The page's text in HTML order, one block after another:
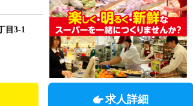
目3-1
求人詳細